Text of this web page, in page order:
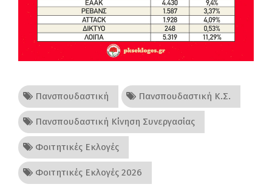
Πανσπουδαστική Πανσπουδαστική Κ.Σ.
Πανσπουδαστική Κίνηση Συνεργασίας
Φοιτητικές Εκλογές
Φοιτητικές Εκλογές 2026